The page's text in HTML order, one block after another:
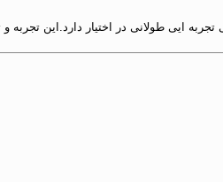
ایی طولانی در اختیار دارد.این